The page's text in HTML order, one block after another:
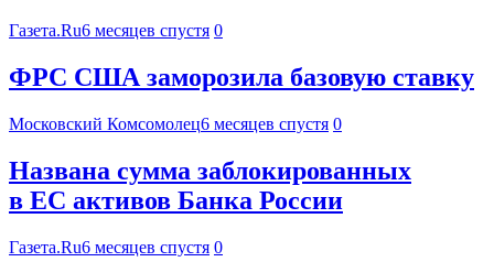
Газета.Ru6 месяцев спустя 0
ФРС США заморозила базовую ставку
Московский Комсомолец6 месяцев спустя 0
Названа сумма заблокированных
в ЕС активов Банка России
Газета.Ru6 месяцев спустя 0